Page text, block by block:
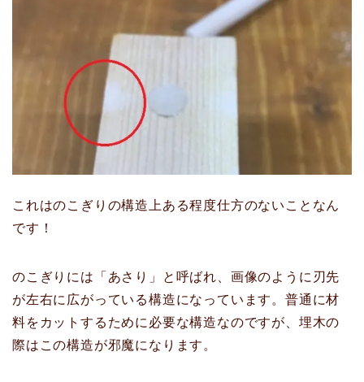
これはのこぎりの構造上ある程度仕方のないことなん
です！
のこぎりには「あさり」と呼ばれ、画像のように刃先
が左右に広がっている構造になっています。普通に材
料をカットするために必要な構造なのですが、埋木の
際はこの構造が邪魔になります。